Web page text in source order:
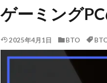
ゲーミング
2025年4月1日 BTO